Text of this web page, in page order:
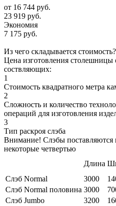
от 16 744 руб.
23 919 руб.
Экономия
7 175 руб.
Из чего складывается стоимость?
Цена изготовления столешницы
соствляющих:
1
Стоимость квадратного метра
2
Сложность и количество
операций для изготовления
3
Тип раскроя слэба
Внимание! Слэбы
некоторые четвертью
Длина
Слэб Normal
3000
Слэб Normal половина 3000
Слэб Jumbo
3200